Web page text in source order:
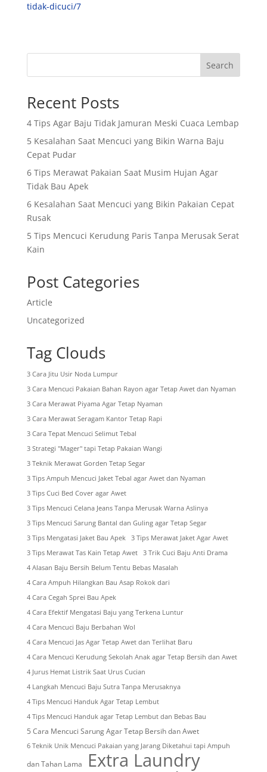
tidak-dicuci/7
Search
Recent Posts
4 Tips Agar Baju Tidak Jamuran Meski Cuaca Lembap
5 Kesalahan Saat Mencuci yang Bikin Warna Baju
Cepat Pudar
6 Tips Merawat Pakaian Saat Musim Hujan Agar
Tidak Bau Apek
6 Kesalahan Saat Mencuci yang Bikin Pakaian Cepat
Rusak
5 Tips Mencuci Kerudung Paris Tanpa Merusak Serat
Kain
Post Categories
Article
Uncategorized
Tag Clouds
3 Cara Jitu Usir Noda Lumpur
3 Cara Mencuci Pakaian Bahan Rayon agar Tetap Awet dan Nyaman
3 Cara Merawat Piyama Agar Tetap Nyaman
3 Cara Merawat Seragam Kantor Tetap Rapi
3 Cara Tepat Mencuci Selimut Tebal
3 Strategi "Mager" tapi Tetap Pakaian Wangi
3 Teknik Merawat Gorden Tetap Segar
3 Tips Ampuh Mencuci Jaket Tebal agar Awet dan Nyaman
3 Tips Cuci Bed Cover agar Awet
3 Tips Mencuci Celana Jeans Tanpa Merusak Warna Aslinya
3 Tips Mencuci Sarung Bantal dan Guling agar Tetap Segar
3 Tips Mengatasi Jaket Bau Apek
3 Tips Merawat Jaket Agar Awet
3 Tips Merawat Tas Kain Tetap Awet
3 Trik Cuci Baju Anti Drama
4 Alasan Baju Bersih Belum Tentu Bebas Masalah
4 Cara Ampuh Hilangkan Bau Asap Rokok dari
4 Cara Cegah Sprei Bau Apek
4 Cara Efektif Mengatasi Baju yang Terkena Luntur
4 Cara Mencuci Baju Berbahan Wol
4 Cara Mencuci Jas Agar Tetap Awet dan Terlihat Baru
4 Cara Mencuci Kerudung Sekolah Anak agar Tetap Bersih dan Awet
4 Jurus Hemat Listrik Saat Urus Cucian
4 Langkah Mencuci Baju Sutra Tanpa Merusaknya
4 Tips Mencuci Handuk Agar Tetap Lembut
4 Tips Mencuci Handuk agar Tetap Lembut dan Bebas Bau
5 Cara Mencuci Sarung Agar Tetap Bersih dan Awet
6 Teknik Unik Mencuci Pakaian yang Jarang Diketahui tapi Ampuh
dan Tahan Lama Extra Laundry